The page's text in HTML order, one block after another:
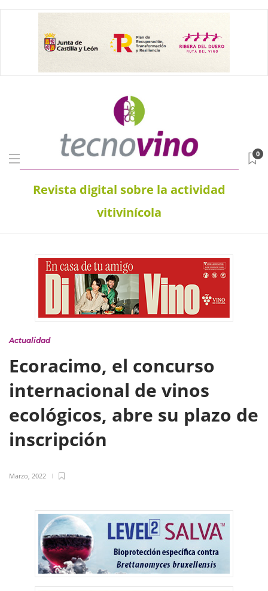
Revista digital sobre la actividad
vitivinícola
0
Actualidad
Ecoracimo, el concurso
internacional de vinos
ecológicos, abre su plazo de
inscripción
Marzo, 2022